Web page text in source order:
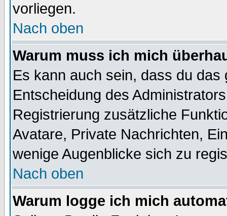
vorliegen.
Nach oben
Warum muss ich mich
Es kann auch sein, dass du
Entscheidung des
Registrierung zusätzliche
Avatare, Private Nachrichten,
wenige Augenblicke sich zu
Nach oben
Warum logge ich mich